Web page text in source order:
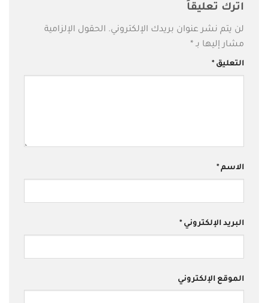
اترك تعليقاً
لن يتم نشر عنوان بريدك الإلكتروني. الحقول الإلزامية
مشار إليها بـ *
التعليق *
الاسم *
البريد الإلكتروني*
الموقع الإلكتروني